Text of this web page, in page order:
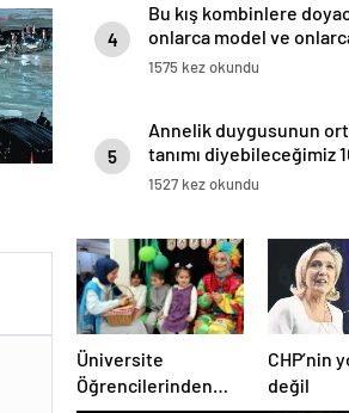
4
Bu kış kombinlere
onlarca model ve
1575 kez okundu
5
Annelik duygusunun
tanımı diyebileceğimiz
1527 kez okundu
Üniversite
Öğrencilerinden
CHP’nin
değil